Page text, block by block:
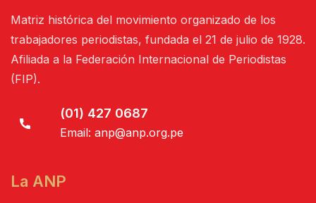
Matriz histórica del movimiento organizado de los
trabajadores periodistas, fundada el 21 de julio de 1928.
Afiliada a la Federación Internacional de Periodistas
(FIP).
(01) 427 0687
Email: anp@anp.org.pe
La ANP